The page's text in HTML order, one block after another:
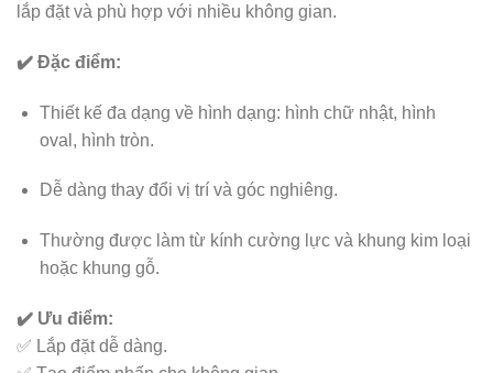
lắp đặt và phù hợp với nhiều không gian.
✔️ Đặc điểm:
Thiết kế đa dạng về hình dạng: hình chữ nhật, hình
oval, hình tròn.
Dễ dàng thay đổi vị trí và góc nghiêng.
Thường được làm từ kính cường lực và khung kim loại
hoặc khung gỗ.
✔️ Ưu điểm:
✅ Lắp đặt dễ dàng.